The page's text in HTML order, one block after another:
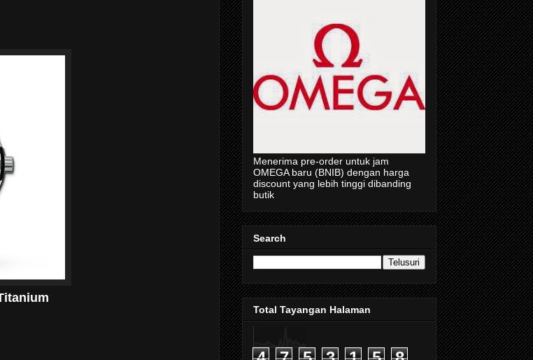
Menerima pre-order untuk jam
OMEGA baru (BNIB) dengan harga
discount yang lebih tinggi dibanding
butik
Search
Total Tayangan Halaman